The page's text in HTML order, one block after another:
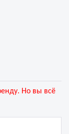
Но вы всё